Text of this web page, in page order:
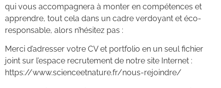
qui vous accompagnera à monter en compétences et
apprendre, tout cela dans un cadre verdoyant et éco-
responsable, alors n’hésitez pas :
Merci d’adresser votre CV et portfolio en un seul fichier
joint sur l’espace recrutement de notre site Internet :
https://www.scienceetnature.fr/nous-rejoindre/